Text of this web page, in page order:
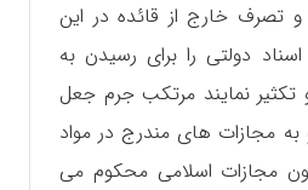
تصرف خارج از قائده در این
دولتی را برای رسیدن به
نمایند مرتکب جرم جعل
به مجازات های مندرج در مواد
۵۳۲ و ۵۳۴ قانون مجازات اسلامی محکوم می